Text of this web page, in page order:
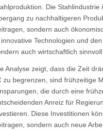
Die
zu nachhaltigeren
sondern auch
innovative Technologien und
auch wirtschaftlich sinnvoll
Analyse zeigt, dass die Zeit
zu begrenzen, sind frühzeitige
die durch eine
Anreiz für
Diese Investitionen
sondern auch neue